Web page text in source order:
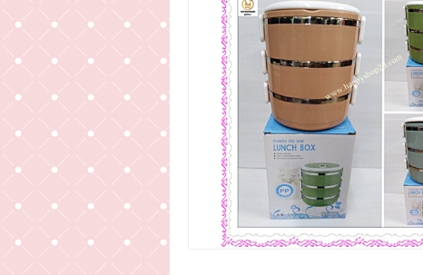
ยอดไม่ถึง20000บาท (ซื้อที่หน้าร้านนะ